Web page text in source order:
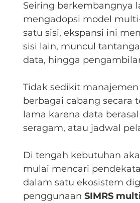
Seiring berkembangnya
mengadopsi model
satu sisi, ekspansi ini
sisi lain, muncul
data, hingga
Tidak sedikit
berbagai cabang secara
lama karena data
seragam, atau jadwal
Di tengah kebutuhan
mulai mencari
dalam satu ekosistem
penggunaan SIMRS